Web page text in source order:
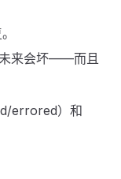
未来会坏——而且
errored）和